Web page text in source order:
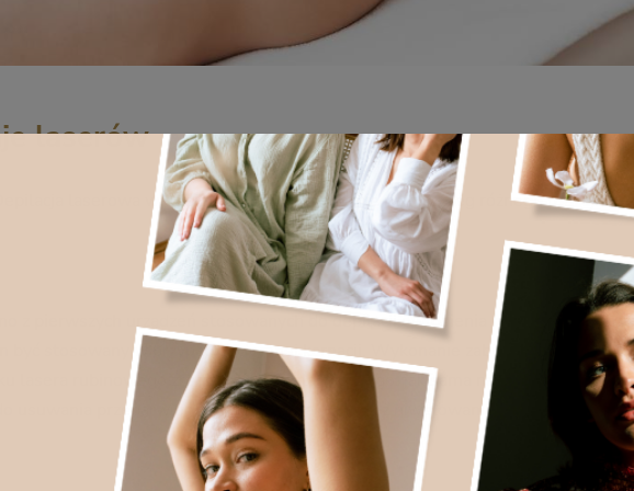
laserów
laserowa w dzisiejszych czasach oferuje nam szereg różnego rodzaju
z pierwszych urządzeń stosowanych do depilacji owłosienia na twarzy. Laser
być stosowany w przypadku ciemnej karnacji. Wykonanie zabiegu na takiej
lasera rubinowego źródłem światła laserowego, jak sama nazwa wskazuje,
usuwania przebarwień oraz tatuaży, jak również niwelowania niepożądanego